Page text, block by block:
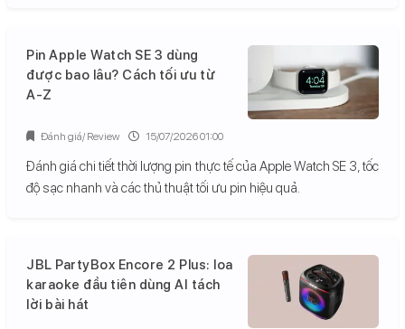
Pin Apple Watch SE 3 dùng
được bao lâu? Cách tối ưu từ
A-Z
Đánh giá chi tiết thời lượng pin thực tế của Apple Watch SE 3, tốc
độ sạc nhanh và các thủ thuật tối ưu pin hiệu quả.
Đánh giá/ Review 15/07/2026 01:00
JBL PartyBox Encore 2 Plus: loa
karaoke đầu tiên dùng AI tách
lời bài hát